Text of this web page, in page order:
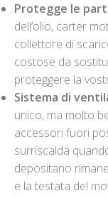
Protegge le
dell’olio, carter
collettore di
costose da
proteggere la
Sistema di
unico, ma molto
accessori fuori
surriscalda
depositano
e la testata del